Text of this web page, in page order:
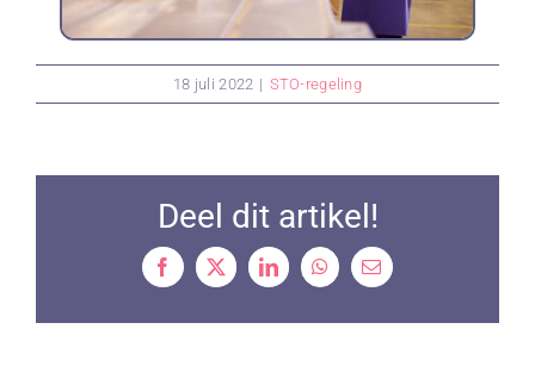
18 juli 2022 | STO-regeling
Deel dit artikel!
Facebook
X LinkedInWhatsApp
Email